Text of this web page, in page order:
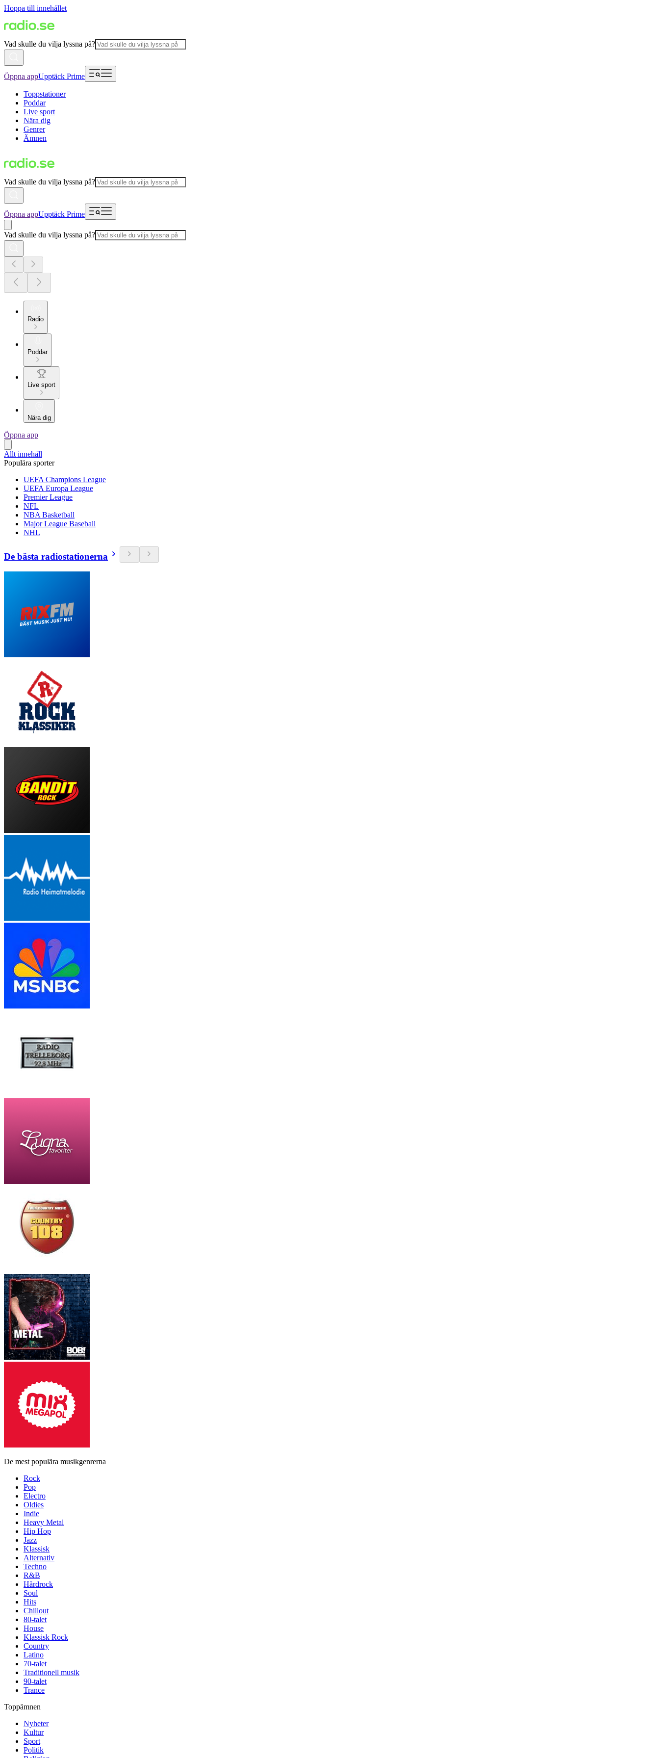
Hoppa till innehållet
Vad skulle du vilja lyssna på?
Öppna appUpptäck Prime
Toppstationer
Poddar
Live sport
Nära dig
Genrer
Ämnen
Vad skulle du vilja lyssna på?
Öppna appUpptäck Prime
Vad skulle du vilja lyssna på?
Radio
Poddar
Live sport
Nära dig
Öppna app
Allt innehåll
Populära sporter
UEFA Champions League
UEFA Europa League
Premier League
NFL
NBA Basketball
Major League Baseball
NHL
De bästa radiostationerna
De mest populära musikgenrerna
Rock
Pop
Electro
Oldies
Indie
Heavy Metal
Hip Hop
Jazz
Klassisk
Alternativ
Techno
R&B
Hårdrock
Soul
Hits
Chillout
80-talet
House
Klassisk Rock
Country
Latino
70-talet
Traditionell musik
90-talet
Trance
Toppämnen
Nyheter
Kultur
Sport
Politik